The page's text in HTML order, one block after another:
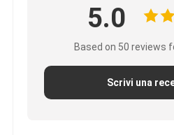
5.0
Based on 50 reviews
Scrivi una